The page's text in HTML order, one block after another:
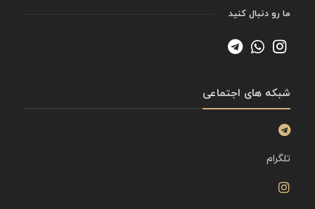
ما رو دنبال کنید
شبکه های اجتماعی
تلگرام